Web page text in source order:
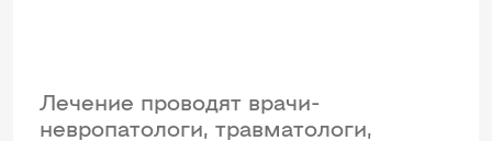
Лечение проводят врачи-
невропатологи, травматологи,